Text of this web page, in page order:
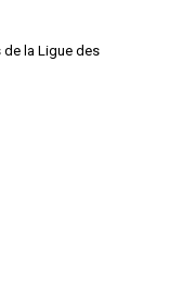
la Ligue des